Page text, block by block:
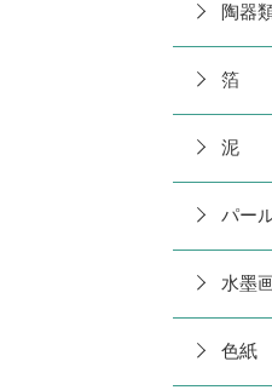
陶器
箔
泥
パー
水墨
色紙